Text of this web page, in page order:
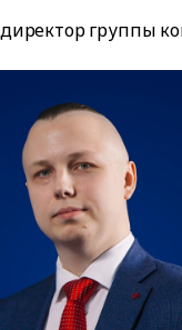
группы